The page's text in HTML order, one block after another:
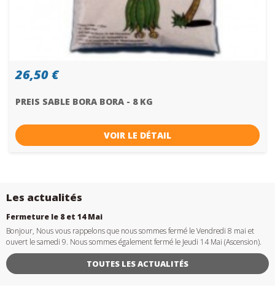
26,50 €
PREIS SABLE BORA BORA - 8 KG
VOIR LE DÉTAIL
Les actualités
Fermeture le 8 et 14 Mai
Bonjour, Nous vous rappelons que nous sommes fermé le Vendredi 8 mai et
ouvert le samedi 9. Nous sommes également fermé le Jeudi 14 Mai (Ascension).
TOUTES LES ACTUALITÉS